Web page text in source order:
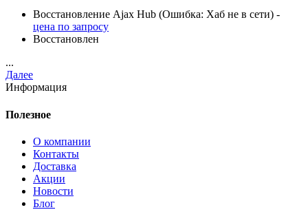
Восстановление Ajax Hub (Ошибка: Хаб не в сети) -
цена по запросу
Восстановлен
...
Далее
Информация
Полезное
О компании
Контакты
Доставка
Акции
Новости
Блог